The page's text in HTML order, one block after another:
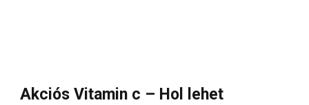
Akciós Vitamin c – Hol lehet